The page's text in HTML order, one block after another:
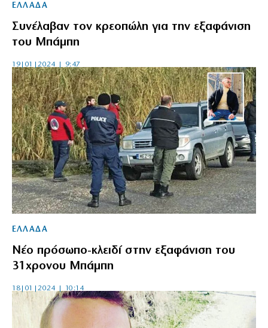
ΕΛΛΑΔΑ
Συνέλαβαν τον κρεοπώλη για την εξαφάνιση
του Μπάμπη
19|01|2024 | 9:47
ΕΛΛΑΔΑ
Νέο πρόσωπο-κλειδί στην εξαφάνιση του
31χρονου Μπάμπη
18|01|2024 | 10:14